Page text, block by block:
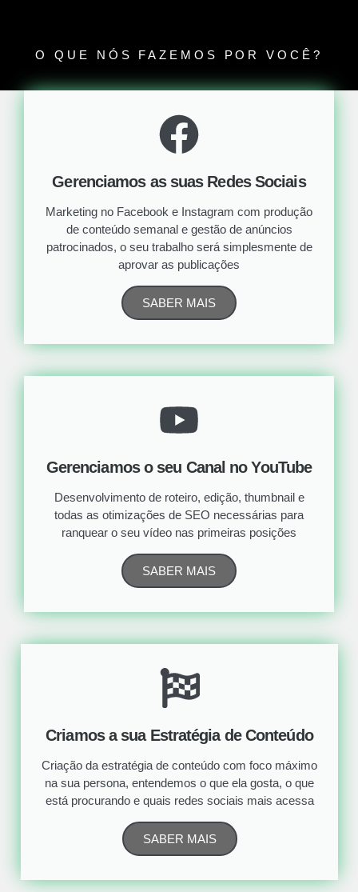
O QUE NÓS FAZEMOS POR VOCÊ?
Gerenciamos as suas Redes Sociais
Marketing no Facebook e Instagram com produção
de conteúdo semanal e gestão de anúncios
patrocinados, o seu trabalho será simplesmente de
aprovar as publicações
SABER MAIS
Gerenciamos o seu Canal no YouTube
Desenvolvimento de roteiro, edição, thumbnail e
todas as otimizações de SEO necessárias para
ranquear o seu vídeo nas primeiras posições
SABER MAIS
Criamos a sua Estratégia de Conteúdo
Criação da estratégia de conteúdo com foco máximo
na sua persona, entendemos o que ela gosta, o que
está procurando e quais redes sociais mais acessa
SABER MAIS